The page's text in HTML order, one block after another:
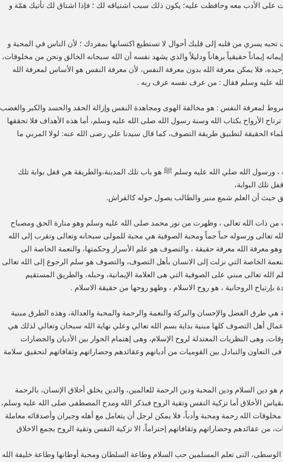
ﻋﻠﻰ ﺍﻷﺩﺏ ﻣﻌﻪ ﻭﺣﺎﻓﻈﺖ ﻋﻠﻴﻪ؛ ﻳﻜﻮﻥ ﺫﻟﻚ ﺳﺒﺐ ﺍﺷﺘﻴﺎﻗﻪ ﻟﻚ ؛ فإذا ﺍﺷﺘﺎﻕ ﻟﻚ تأﺗﻴﻚ ﻫﻤّﺔ ﻭ
أﻧﺖ ﺗﺤﺒﻪ ﻳﺴﺮﻱ ﻣﻦ ﻗﻠﺒﻪ إﻟﻰ ﻗﻠﺒﻚ أﺣﻮﺍﻝ ﻻ ﺗﺴﺘﻄﻴﻊ ﺍﻛﺘﺴﺎﺑﻬﺎ ﺑﻤﻔﺮﺩﻙ ؛ ﻷﻥ ﺍﻟﻨﺎﺱ ﻓﻲ المحبة ﻭ
إيماناً حقيقياً برهاناً ودليلاً والذي يشهد نفسه أن الله سبحانه الخالق ونحن من مخلوقات،
فلا يمكن معرفة الله بدون معرفة النفس، لأن معرفة النفس هو الأساس لمعرفة الله
عليه وسلم فقال : من عرف نفسه عرف ربه .
لمعرفة النفس : هو مخالفة الهوى ومجاهدة النفس وإزالة الحقد والحسد والكبر والغضب
الأرواح بكتاب الله وسنة رسول الله صلى الله عليه وسلم، أما هذه الأهداف فلا تحققها
الحقيقة لتطبيق طريقة التصوف، كما قال سيدنا علي رضى الله عنه: لولا المربي ما
، ورسول الله صلي الله عليه وسلم ﷺ هو باب تلك المدينة،والطريقة هي قفل بوابة تلك
تلك البوابة،
حيث أن العلم شمع منير والطالب يصول حوله كالفراش.
من ذات الله تعالى ، وظهرت من نور محمد صلى الله عليه وسلم وهو منارة الحق ومصباح
تعالى ورسوله حباً جماً ومحبة الصوفية هي محبة للمولى سبحانه وتعالى وتقرب إلى الله
معرفة الله معرفة حقيقة ، والتصوف هو علم الأسرار وحكمتها، والنعمة الخاصة الى
الخاصة التي نزلت إلى الانسان بأهل التصوف، والتصوف هو سلم الرجوع إلى الله تعالى
الله تعالى مبني على الصوفية التي هى العلامة الإيمانية، وحبله، والطريق المستقيم
بإرتياح الروحانية ، هو روح الاسلام ، وظهو روحها من حقيقة الاسلام .
هي طرق الفضل والإحسان والبركة والنعمة والرحمة والمحبة والعدالة، وهذه الطرق مبنية
أهل التصوف كلها مبنية بداية بسم الله تعالي وعلي نهاية الله سبحان وتعالي لذلك هي
وهى النظريات المعتدلة لروح الإسلام، وهى إهتمام الحوار بين الأديان والحضارات
التعاون والتبادل بين القوميات من أديانهم وعقائدهم وحضاراتهم وثقافاتهم لتحقيق سلامة
دين السلام ودين المحبة ودين الرحمة للعالمين، والدين يخلق أخلاق الإنسان، بالرحمة
الأخلاق أما تزكية النفس وتقية الروح فبذكر الله ومدح المصطفى صلى الله عليه وسلم،
الله رحمة ومحبة وأدباً، فلا يمكن لرجل أن يتعامل مع أهله وجيران وأصدقائه معاملة
من عقائدهم وحضاراتهم وثقافاتهم إحتراماً، الا تزكية النفس وتقية الروح بجمع الاخلاق
الوسطى، التى تعلم المسلمين حب السلام وطاعة السلطان ومحبة أوطانها وطاعة خليفة الله